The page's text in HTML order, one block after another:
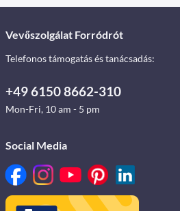
Vevőszolgálat Forródrót
Telefonos támogatás és tanácsadás:
+49 6150 8662-310
Mon-Fri, 10 am - 5 pm
Social Media